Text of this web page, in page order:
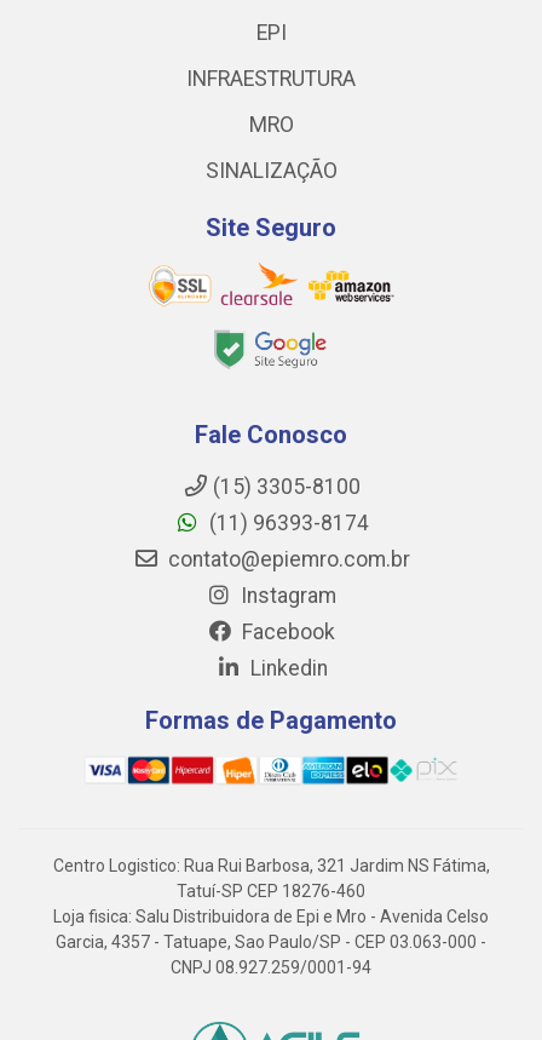
EPI
INFRAESTRUTURA
MRO
SINALIZAÇÃO
Site Seguro
Fale Conosco
(15) 3305-8100
(11) 96393-8174
contato@epiemro.com.br
Instagram
Facebook
Linkedin
Formas de Pagamento
Centro Logistico: Rua Rui Barbosa, 321 Jardim NS Fátima,
Tatuí-SP CEP 18276-460
Loja fisica: Salu Distribuidora de Epi e Mro - Avenida Celso
Garcia, 4357 - Tatuape, Sao Paulo/SP - CEP 03.063-000 -
CNPJ 08.927.259/0001-94